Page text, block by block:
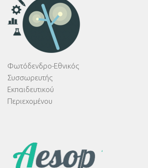
Φωτόδενδρο-Εθνικός
Συσσωρευτής
Εκπαιδευτικού
Περιεχομένου